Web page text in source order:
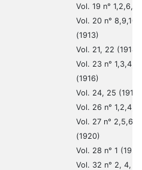
Vol. 19 n°
Vol. 20 n°
(1913)
Vol. 21, 22 (1914-
Vol. 23 n°
(1916)
Vol. 24, 25
Vol. 26 n°
Vol. 27 n°
(1920)
Vol. 28 n° 1
Vol. 32 n° 2, 4, 7,